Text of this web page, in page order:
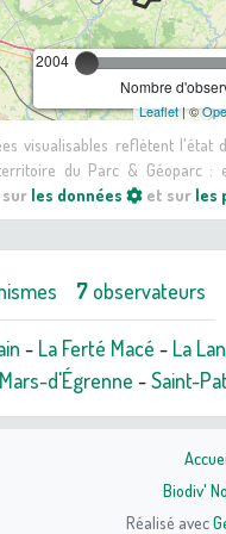
2004
Nombre
Leaflet| ©
visualisables reflètent l'état
du Parc & Géoparc :
sur les données et sur les
7 observateurs
- La Ferté Macé - La
d'Égrenne -Saint-
Biodiv'
Réalisé avec